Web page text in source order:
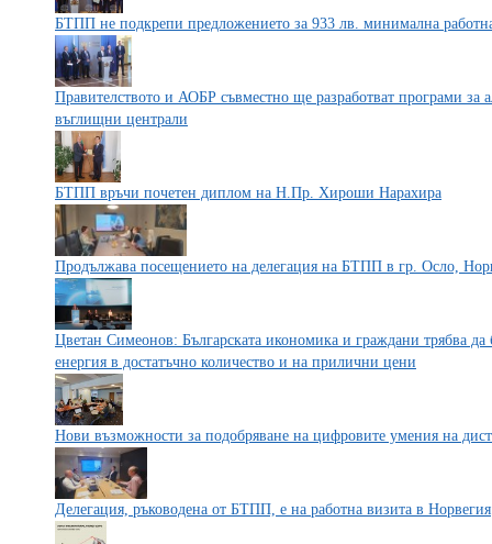
БТПП не подкрепи предложението за 933 лв. минимална
Правителството и АОБР съвместно ще разработват програми за
въглищни централи
БТПП връчи почетен диплом на Н.Пр. Хироши Нарахира
Продължава посещението на делегация на БТПП в гр. Осло,
Цветан Симеонов: Българската икономика и граждани трябва да
енергия в достатъчно количество и на прилични цени
Нови възможности за подобряване на цифровите умения на
Делегация, ръководена от БТПП, е на работна визита в Норвегия